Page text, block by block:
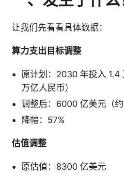
让我们先看看具体数据：
算力支出目标调整
原计划：2030 年投入 1.4
万亿人民币）
调整后：6000 亿美元（约
降幅：57%
估值调整
原估值：8300 亿美元